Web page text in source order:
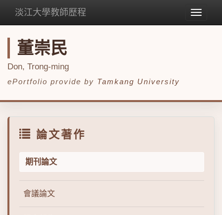
Toggle
淡江大學教師歷程
董崇民
Don, Trong-ming
ePortfolio provide by Tamkang University
論文著作
期刊論文
會議論文